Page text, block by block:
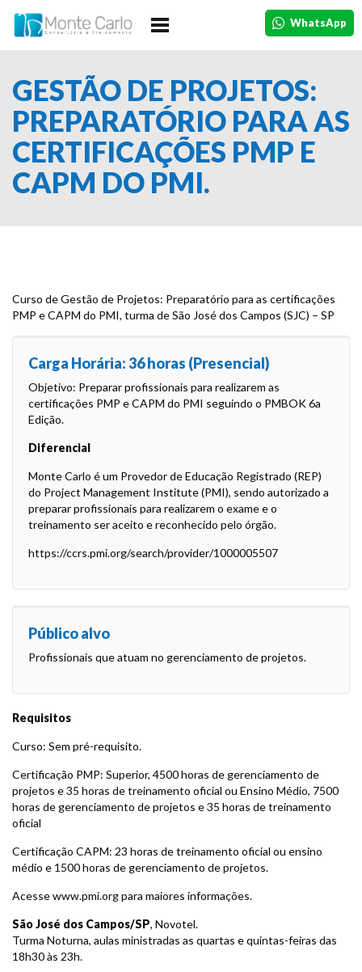
HOME
CURSOS
IN COMPANY
DEPOIMENTOS
TURMAS
WhatsApp
GESTÃO DE PROJETOS:
PREPARATÓRIO PARA AS
CERTIFICAÇÕES PMP E
CAPM DO PMI.
Curso de Gestão de Projetos: Preparatório para as certificações
PMP e CAPM do PMI, turma de São José dos Campos (SJC) – SP
Carga Horária: 36 horas (Presencial)
Objetivo: Preparar profissionais para realizarem as
certificações PMP e CAPM do PMI seguindo o PMBOK 6a
Edição.
Diferencial
Monte Carlo é um Provedor de Educação Registrado (REP)
do Project Management Institute (PMI), sendo autorizado a
preparar profissionais para realizarem o exame e o
treinamento ser aceito e reconhecido pelo órgão.
https://ccrs.pmi.org/search/provider/1000005507
Público alvo
Profissionais que atuam no gerenciamento de projetos.
Requisitos
Curso: Sem pré-requisito.
Certificação PMP: Superior, 4500 horas de gerenciamento de
projetos e 35 horas de treinamento oficial ou Ensino Médio, 7500
horas de gerenciamento de projetos e 35 horas de treinamento
oficial
Certificação CAPM: 23 horas de treinamento oficial ou ensino
médio e 1500 horas de gerenciamento de projetos.
Acesse www.pmi.org para maiores informações.
São José dos Campos/SP, Novotel.
Turma Noturna, aulas ministradas as quartas e quintas-feiras das
18h30 às 23h.